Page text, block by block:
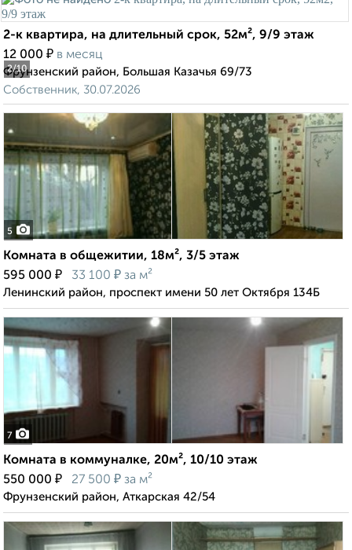
2/10
2-к квартира, на длительный срок, 52м², 9/9 этаж
12 000 ₽ в месяц
Фрунзенский район, Большая Казачья 69/73
Собственник, 30.07.2026
5
Комната в общежитии, 18м², 3/5 этаж
595 000 ₽ 33 100 ₽ за м²
Ленинский район, проспект имени 50 лет Октября 134Б
7
Комната в коммуналке, 20м², 10/10 этаж
550 000 ₽ 27 500 ₽ за м²
Фрунзенский район, Аткарская 42/54